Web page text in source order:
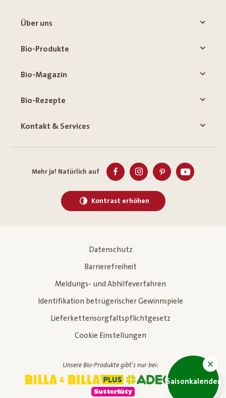
Saisonkalender
Über uns
Bio-Produkte
Bio-Magazin
Bio-Rezepte
Kontakt & Services
Mehr ja! Natürlich auf
Kontrast erhöhen
Datenschutz
Barrierefreiheit
Meldungs- und Abhilfeverfahren
Identifikation betrügerischer Gewinnspiele
Lieferkettensorgfaltspflichtgesetz
Cookie Einstellungen
Unsere Bio-Produkte gibt's nur bei: